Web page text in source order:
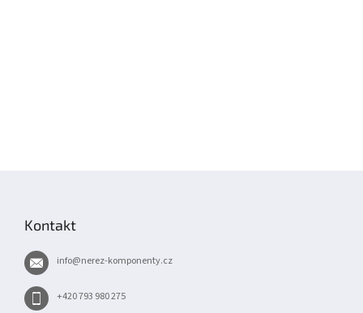
Kontakt
info@nerez-komponenty.cz
+420 793 980 275